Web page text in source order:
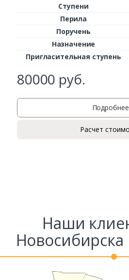
Ступени
Перила
Поручень
Назначение
Пригласительная ступень
80000 руб.
Подробнее
Расчет
Наши
Новосибирска